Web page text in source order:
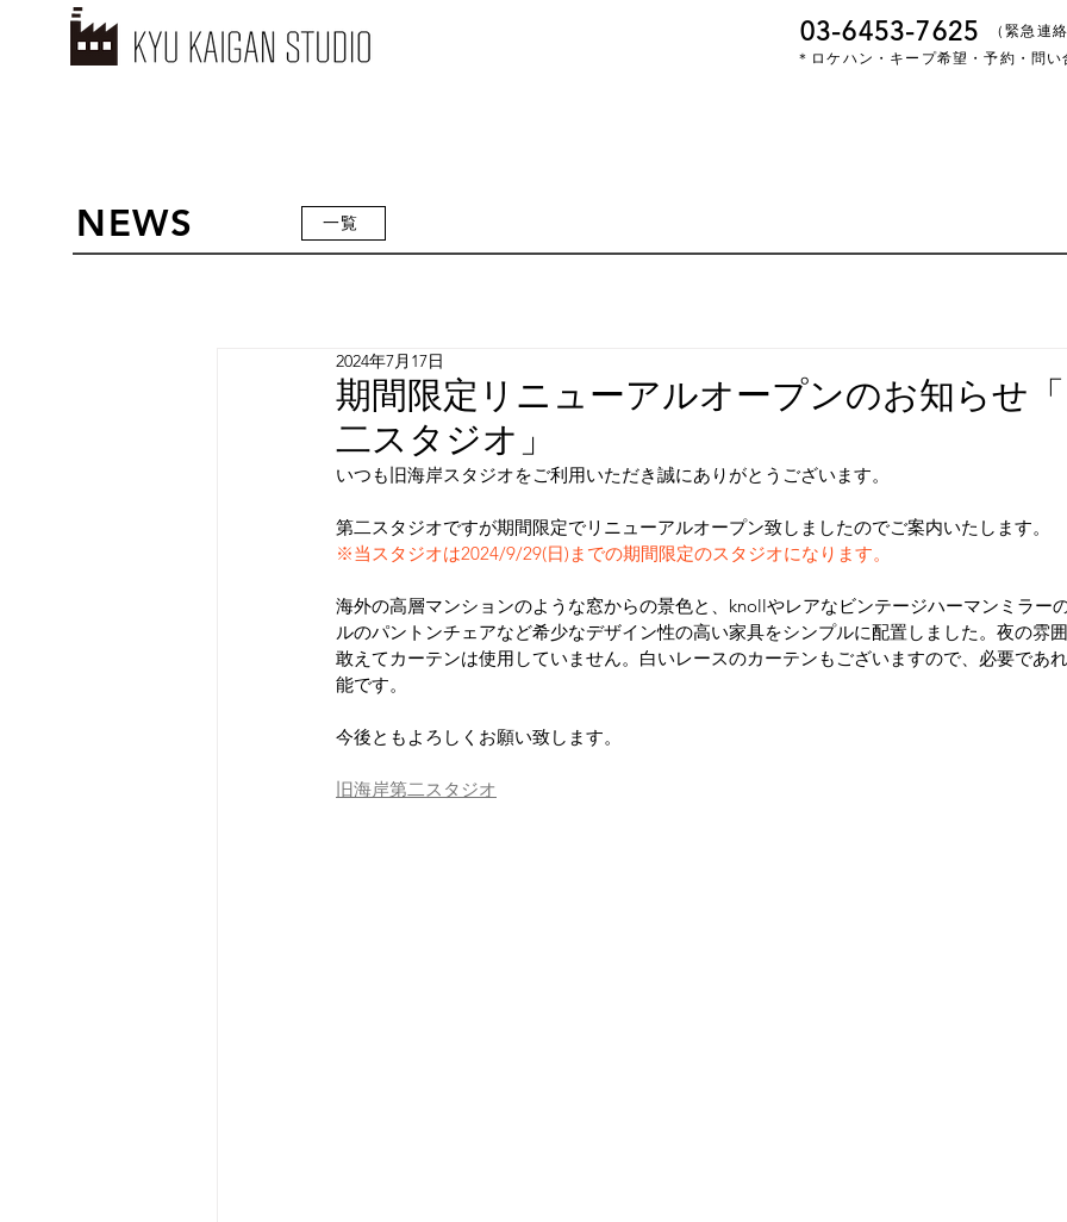
03-6453-7625
＊ロケハン・キープ希望・予約・問
（緊急連
NEWS 一覧
期間限定リニューアルオープンのお知らせ
二スタジオ」
2024年7月17日
いつも旧海岸スタジオをご利用いただき誠にありがとうございます。
第二スタジオですが期間限定でリニューアルオープン致しましたのでご案内いたします。
※当スタジオは2024/9/29(日)までの期間限定のスタジオになります。
海外の高層マンションのような窓からの景色と、knollやレアなビンテージハーマンミラー
ルのパントンチェアなど希少なデザイン性の高い家具をシンプルに配置しました。夜の雰囲
敢えてカーテンは使用していません。白いレースのカーテンもございますので、必要であ
能です。
今後ともよろしくお願い致します。
旧海岸第二スタジオ